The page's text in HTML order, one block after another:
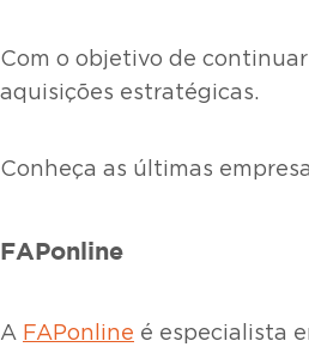
Com o objetivo de
aquisições estratégicas.
Conheça as últimas
FAPonline
A FAPonline é especialista